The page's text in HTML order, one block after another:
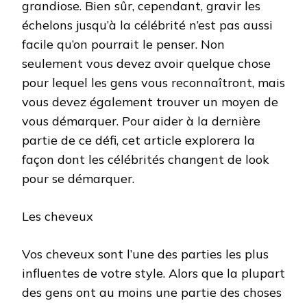
grandiose. Bien sûr, cependant, gravir les
échelons jusqu’à la célébrité n’est pas aussi
facile qu’on pourrait le penser. Non
seulement vous devez avoir quelque chose
pour lequel les gens vous reconnaîtront, mais
vous devez également trouver un moyen de
vous démarquer. Pour aider à la dernière
partie de ce défi, cet article explorera la
façon dont les célébrités changent de look
pour se démarquer.
Les cheveux
Vos cheveux sont l’une des parties les plus
influentes de votre style. Alors que la plupart
des gens ont au moins une partie des choses